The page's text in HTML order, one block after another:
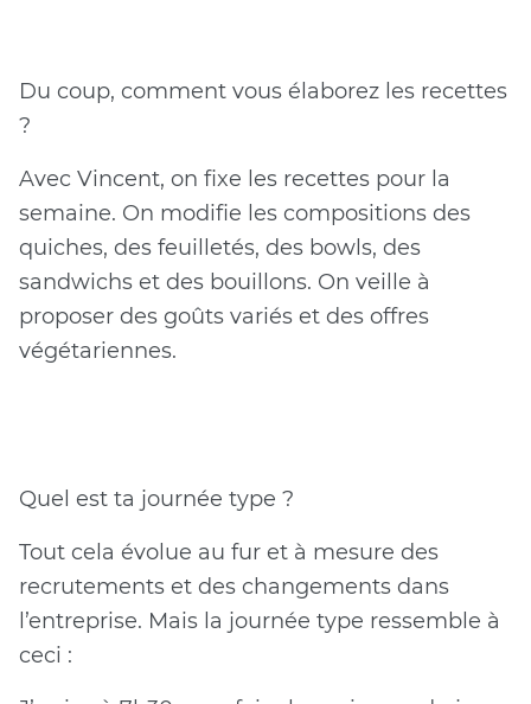
Du coup, comment vous élaborez les recettes
?
Avec Vincent, on fixe les recettes pour la
semaine. On modifie les compositions des
quiches, des feuilletés, des bowls, des
sandwichs et des bouillons. On veille à
proposer des goûts variés et des offres
végétariennes.
Quel est ta journée type ?
Tout cela évolue au fur et à mesure des
recrutements et des changements dans
l’entreprise. Mais la journée type ressemble à
ceci :